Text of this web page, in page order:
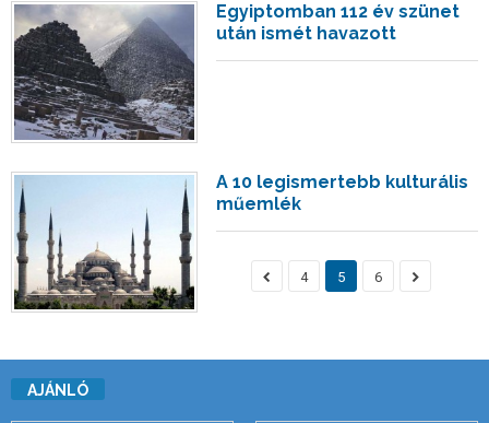
Egyiptomban 112 év szünet
után ismét havazott
A 10 legismertebb kulturális
műemlék
4 5 6
AJÁNLÓ